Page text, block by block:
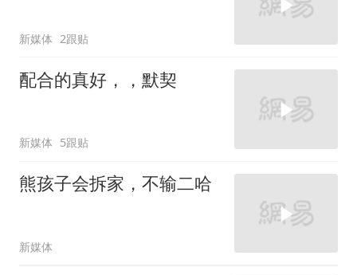
新媒体 2跟贴
配合的真好，，默契
新媒体 5跟贴
熊孩子会拆家，不输二哈
新媒体